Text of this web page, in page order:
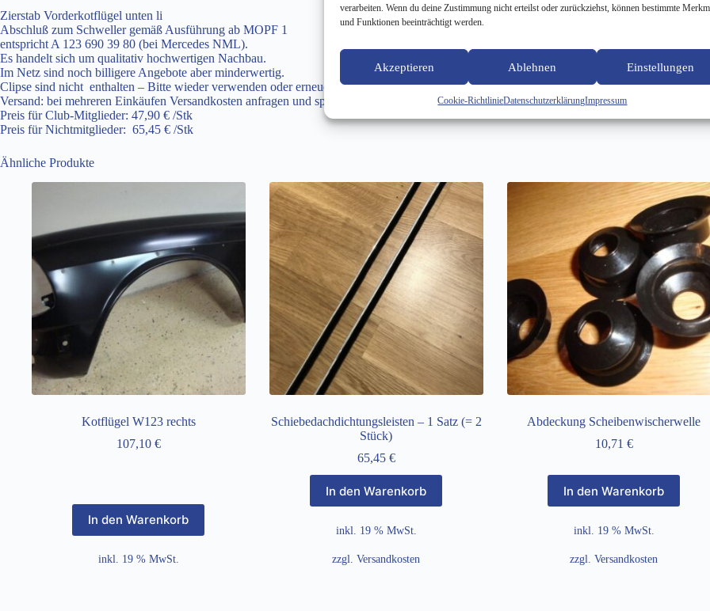
verarbeiten. Wenn du deine Zustimmung nicht erteilst oder zurückziehst, können bestimmte
und Funktionen beeinträchtigt werden.
Akzeptieren Ablehnen Einstellungen
Cookie-RichtlinieDatenschutzerklärungImpressum
Zierstab Vorderkotflügel unten li
Abschluß zum Schweller gemäß Ausführung ab MOPF 1
entspricht A 123 690 39 80 (bei Mercedes NML).
Es handelt sich um qualitativ hochwertigen Nachbau.
Im Netz sind noch billigere Angebote aber minderwertig.
Clipse sind nicht enthalten – Bitte wieder verwenden oder erneuern!
Versand: bei mehreren Einkäufen Versandkosten anfragen und sparen!
Preis für Club-Mitglieder: 47,90 € /Stk
Preis für Nichtmitglieder: 65,45 € /Stk
Ähnliche Produkte
Kotflügel W123 rechts
107,10 €
In den Warenkorb
inkl. 19 % MwSt.
Schiebedachdichtungsleisten – 1 Satz (= 2
Stück)
65,45 €
In den Warenkorb
inkl. 19 % MwSt.
zzgl.Versandkosten
Abdeckung Scheibenwischerwelle
10,71 €
In den Warenkorb
inkl. 19 % MwSt.
zzgl.Versandkosten